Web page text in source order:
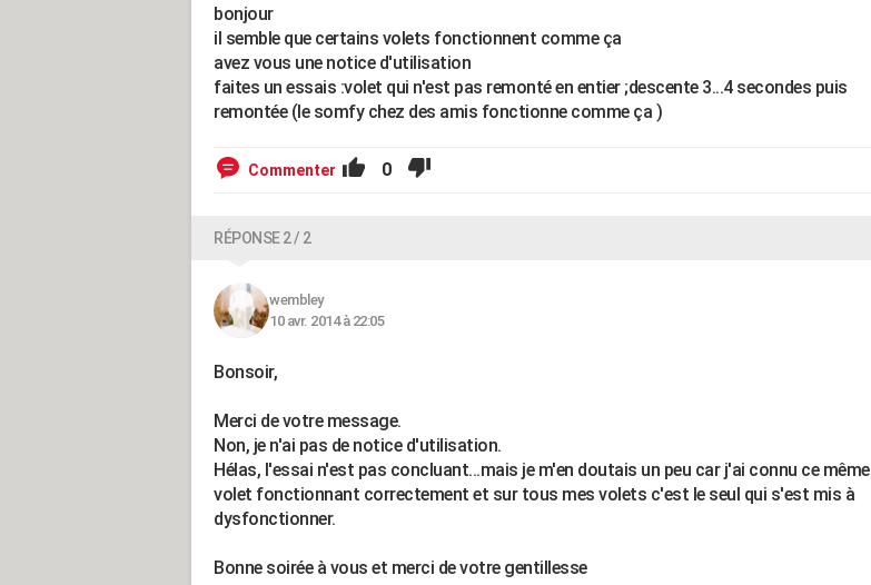
bonjour
il semble que certains volets fonctionnent comme ça
avez vous une notice d'utilisation
faites un essais :volet qui n'est pas remonté en entier ;descente 3...4 secondes puis
remontée (le somfy chez des amis fonctionne comme ça )
Commenter 0
RÉPONSE 2 / 2
wembley
10 avr. 2014 à 22:05
Bonsoir,
Merci de votre message.
Non, je n'ai pas de notice d'utilisation.
Hélas, l'essai n'est pas concluant...mais je m'en doutais un peu car j'ai connu ce même
volet fonctionnant correctement et sur tous mes volets c'est le seul qui s'est mis à
dysfonctionner.
Bonne soirée à vous et merci de votre gentillesse